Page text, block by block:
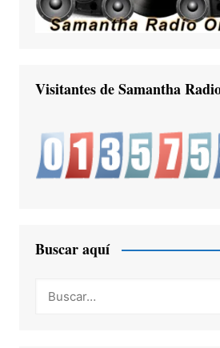
Visitantes de Samantha
Buscar aquí